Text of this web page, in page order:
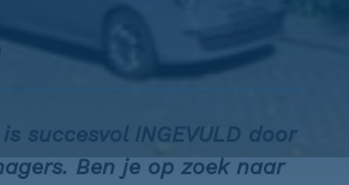
succesvol INGEVULD door
Ben je op zoek naar